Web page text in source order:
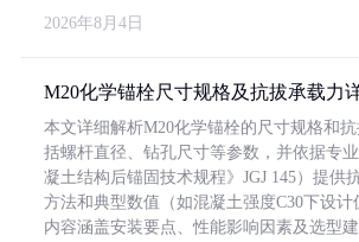
2026年8月4日
M20化学锚栓尺寸规格及抗拔承载力
本文详细解析M20化学锚栓的尺寸规格和
括螺杆直径、钻孔尺寸等参数，并依据专
凝土结构后锚固技术规程》JGJ 145）提供
方法和典型数值（如混凝土强度C30下设计
内容涵盖安装要点、性能影响因素及选型